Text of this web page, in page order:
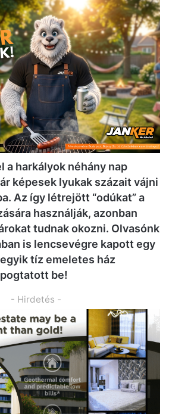
a harkályok néhány nap
képesek lyukak százait vájni
Az így létrejött “odúkat” a
használják, azonban
tudnak okozni. Olvasónk
is lencsevégre kapott egy
egyik tíz emeletes ház
be!
- Hirdetés -